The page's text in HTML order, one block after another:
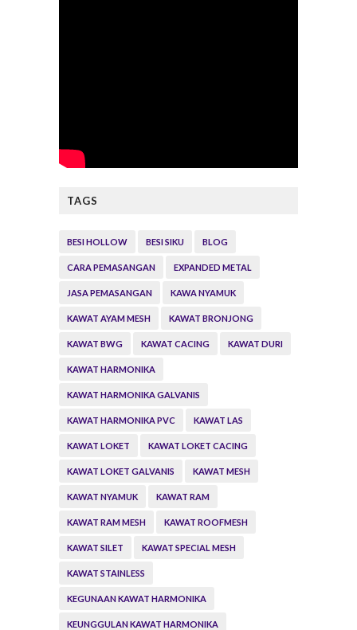
TAGS
BESI HOLLOW BESI SIKU BLOG
CARA PEMASANGAN EXPANDED METAL
JASA PEMASANGAN KAWA NYAMUK
KAWAT AYAM MESH KAWAT BRONJONG
KAWAT BWG KAWAT CACING KAWAT DURI
KAWAT HARMONIKA
KAWAT HARMONIKA GALVANIS
KAWAT HARMONIKA PVC KAWAT LAS
KAWAT LOKET KAWAT LOKET CACING
KAWAT LOKET GALVANIS KAWAT MESH
KAWAT NYAMUK KAWAT RAM
KAWAT RAM MESH KAWAT ROOFMESH
KAWAT SILET KAWAT SPECIAL MESH
KAWAT STAINLESS
KEGUNAAN KAWAT HARMONIKA
KEUNGGULAN KAWAT HARMONIKA